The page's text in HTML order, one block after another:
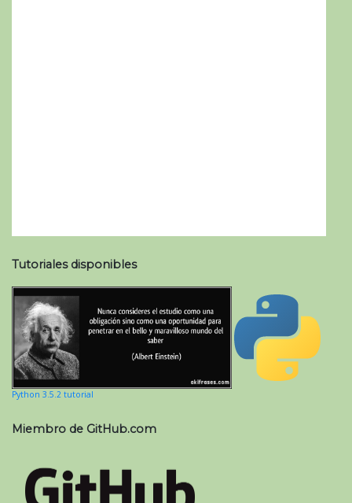
Tutoriales disponibles
Python 3.5.2 tutorial
Miembro de GitHub.com